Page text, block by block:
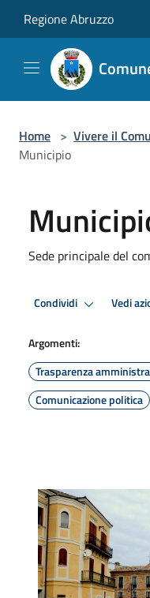
Regione Abruzzo
Home > Vivere il
Municipio
Sede principale del
Condividi Vedi
Argomenti:
Trasparenza
Comunicazione politica